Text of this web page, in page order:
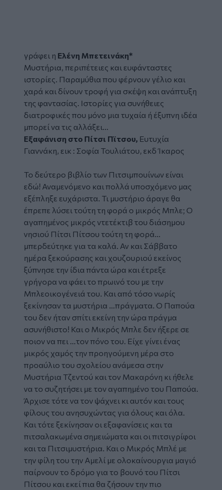
γράφει η Ελένη Μπετεινάκη*
Mυστήρια, περιπέτειες και ευφάνταστες
ιστορίες. Παραμύθια που φέρνουν γέλιο και
χαρά και δίνουν τροφή για σκέψη και ανάπτυξη
της φαντασίας. Ιστορίες για συνήθειες
διατροφικές που μόνο μια τυχαία ή έξυπνη ιδέα
μπορεί να τις αλλάξει…
Εξαφάνιση στο Πίτσι Πϊτσου, Ευτυχία
Γιαννάκη, εικ : Σοφία Τουλιάτου, εκδ Ίκαρος
Το δεύτερο βιβλίο των Πιτσιμπουίνων είναι
εδώ! Αναμενόμενο και πολλά υποσχόμενο μας
εξέπληξε ευχάριστα. Τι μυστήριο άραγε θα
έπρεπε λύσει τούτη τη φορά ο μικρός Μπλε; Ο
αγαπημένος μικρός ντετέκτιβ του διάσημου
νησιού Πίτσι Πίτσου τούτη τη φορά…
μπερδεύτηκε για τα καλά. Αν και Σάββατο
ημέρα ξεκούρασης και χουζουριού εκείνος
ξύπνησε την ίδια πάντα ώρα και έτρεξε
γρήγορα να φάει το πρωινό του με την
Μπλεοικογένειά του. Και από τόσο νωρίς
ξεκίνησαν τα μυστήρια …πράγματα. Ο Παπούα
του δεν ήταν σπίτι εκείνη την ώρα πράγμα
ασυνήθιστο! Και ο Μικρός Μπλε δεν ήξερε σε
ποιον να πει …τον πόνο του. Είχε γίνει ένας
μικρός χαμός την προηγούμενη μέρα στο
προαύλιο του σχολείου ανάμεσα στην
Μυστήρια Τζεντού και τον Μακαρόνη κι ήθελε
να το συζητήσει με τον αγαπημένο του Παπούα.
Άρχισε τότε να τον ψάχνει κι αυτόν και τους
φίλους του ανησυχώντας για όλους και όλα.
Και τότε ξεκίνησαν οι εξαφανίσεις και τα
πιτσαλακωμένα σημειώματα και οι πιτσιγρίφοι
και τα Πιτσιμυστήρια. Και ο Μικρός Μπλέ με
την φίλη του την Αμελί με ολοκαίνουργια μαγιό
παίρνουν το δρόμο για το βουνό του Πίτσι
Πίτσου και εκεί πια θα ζήσουν την πιο